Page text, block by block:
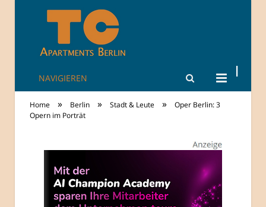
TheCity: Living
Apartments in
Berlin
NAVIGIEREN
Home » Berlin » Stadt & Leute »
Oper Berlin: 3
Opern im Porträt